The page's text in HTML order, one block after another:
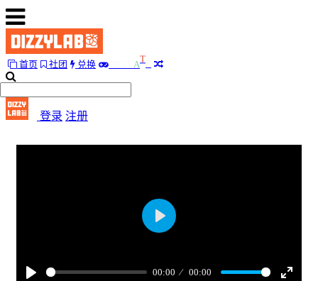
首页 社团 兑换 ATE
登录 注册
首
页
社
00:00 00:00
Play